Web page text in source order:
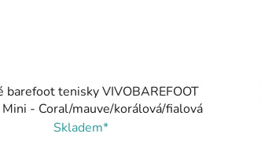
barefoot tenisky VIVOBAREFOOT
- Coral/mauve/korálová/fialová
Skladem*